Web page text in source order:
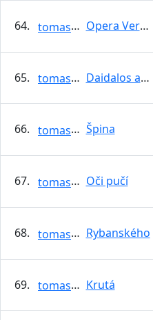
64. tomasso Opera Vertikal
65. tomasso Daidalos a Ikaros - 1. dĺžka
66. tomasso Špina
67. tomasso Oči pučí
68. tomasso Rybanského
69. tomasso Krutá